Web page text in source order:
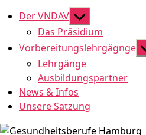
Der VNDAV Untermenü
anzeigen
Das Präsidium
Vorbereitungslehrgägnge
Lehrgänge
Ausbildungspartner
News & Infos
Unsere Satzung